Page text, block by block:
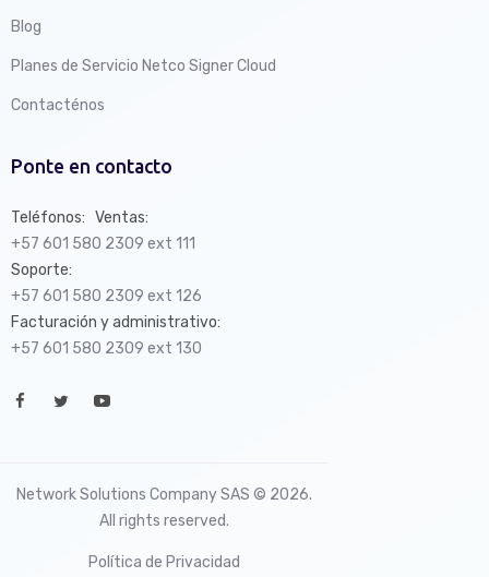
Blog
Planes de Servicio Netco Signer Cloud
Contacténos
Ponte en contacto
Teléfonos: Ventas:
+57 601 580 2309 ext 111
Soporte:
+57 601 580 2309 ext 126
Facturación y administrativo:
+57 601 580 2309 ext 130
Network Solutions Company SAS © 2026.
All rights reserved.
Política de Privacidad